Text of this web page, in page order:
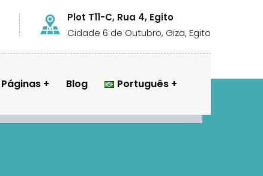
Plot T11-C, Rua 4, Egito
Cidade 6 de Outubro, Giza, Egito
Páginas Blog Português